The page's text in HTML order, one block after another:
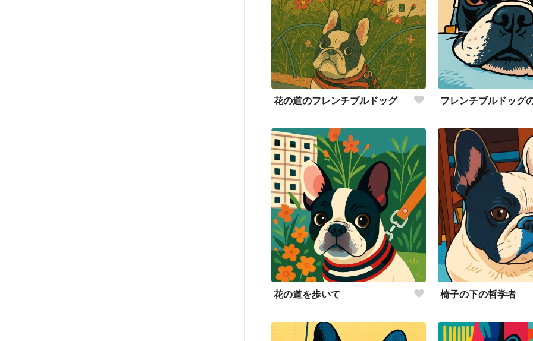
花の道のフレンチブルドッグ フレンチブルドッグ
花の道を歩いて 椅子の下の哲学者